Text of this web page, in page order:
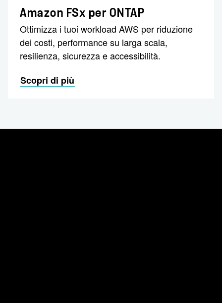
Amazon FSx per ONTAP
Ottimizza i tuoi workload AWS per riduzione
dei costi, performance su larga scala,
resilienza, sicurezza e accessibilità.
Scopri di più